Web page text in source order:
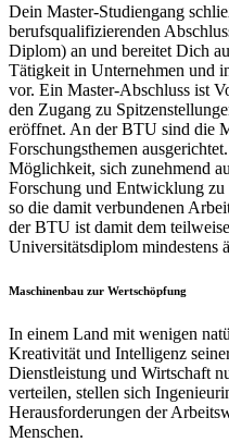
Dein Master-Studiengang
berufsqualifizierenden
Diplom) an und bereitet Dich
Tätigkeit in Unternehmen und
vor. Ein Master-Abschluss ist
den Zugang zu
eröffnet. An der BTU sind die
Forschungsthemen
Möglichkeit, sich zunehmend
Forschung und Entwicklung zu
so die damit verbundenen
der BTU ist damit dem
Universitätsdiplom mindestens
Maschinenbau zur Wertschöpfung
In einem Land mit wenigen
Kreativität und Intelligenz
Dienstleistung und Wirtschaft
verteilen, stellen sich
Herausforderungen der
Menschen.